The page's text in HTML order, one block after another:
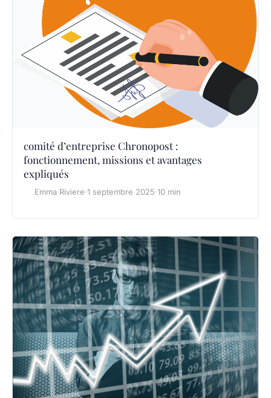
comité d’entreprise Chronopost :
fonctionnement, missions et avantages
expliqués
Emma Riviere·1 septembre 2025·10 min